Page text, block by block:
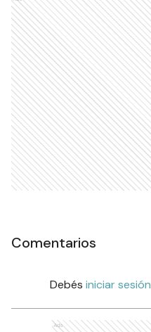
Comentarios
Debés iniciar sesión
Ads